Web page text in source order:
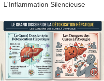
L'Inflammation Silencieuse